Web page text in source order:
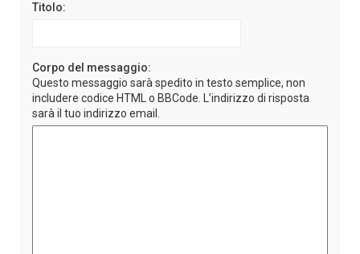
Titolo:
Corpo del messaggio:
Questo messaggio sarà spedito in testo semplice, non
includere codice HTML o BBCode. L’indirizzo di risposta
sarà il tuo indirizzo email.